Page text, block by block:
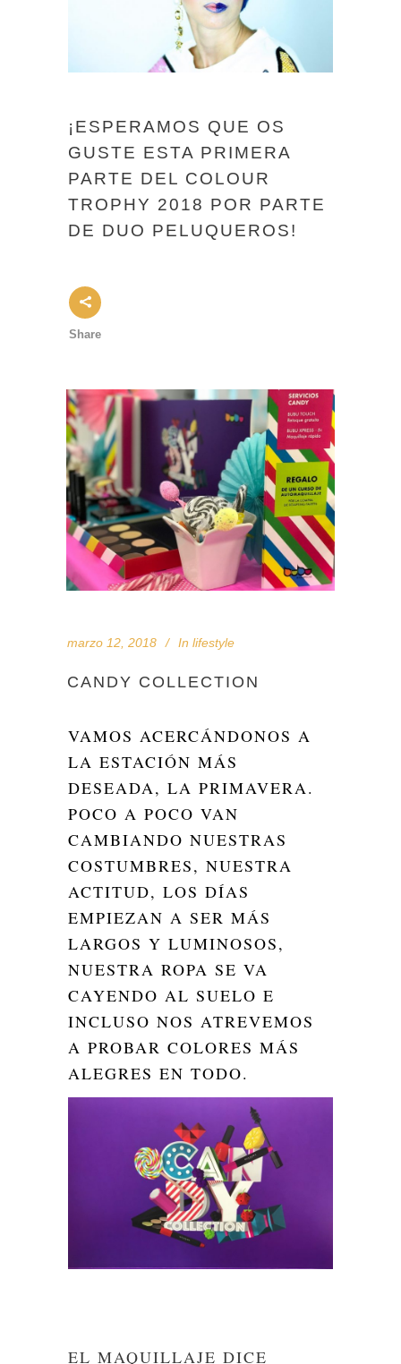
¡ESPERAMOS QUE OS
GUSTE ESTA PRIMERA
PARTE DEL COLOUR
TROPHY 2018 POR PARTE
DE DUO PELUQUEROS!
Share
marzo 12, 2018 In lifestyle
CANDY COLLECTION
VAMOS ACERCÁNDONOS A
LA ESTACIÓN MÁS
DESEADA, LA PRIMAVERA.
POCO A POCO VAN
CAMBIANDO NUESTRAS
COSTUMBRES, NUESTRA
ACTITUD, LOS DÍAS
EMPIEZAN A SER MÁS
LARGOS Y LUMINOSOS,
NUESTRA ROPA SE VA
CAYENDO AL SUELO E
INCLUSO NOS ATREVEMOS
A PROBAR COLORES MÁS
ALEGRES EN TODO.
EL MAQUILLAJE DICE